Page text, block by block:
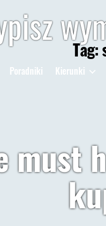
Poradniki Kierunki
Tag:
must